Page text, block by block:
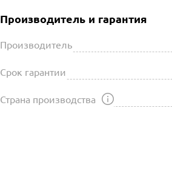
Производитель и гарантия
Производитель
Срок гарантии
Страна производства